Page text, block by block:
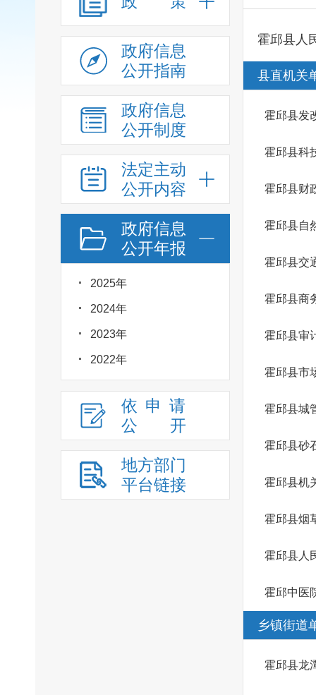
政府信息
公开指南
政府信息
公开制度
法定主动
公开内容
政府信息
公开年报
2025年
2024年
2023年
2022年
依申请
公
开
地方部门
平台链接
霍邱县人
县直机关
霍邱县发
霍邱县科
霍邱县财
霍邱县自
霍邱县交
霍邱县商
霍邱县审
霍邱县市
霍邱县城
霍邱县砂
霍邱县机
霍邱县烟
霍邱县人
霍邱中医
乡镇街道
霍邱县龙